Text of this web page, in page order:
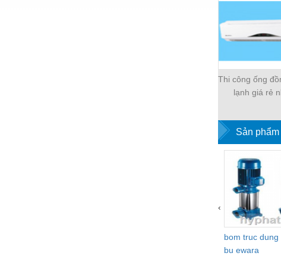
Thi công ống
lạnh giá rẻ
Sản
bom truc dung
bu ewara
‹